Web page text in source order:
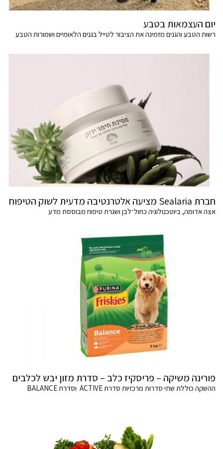
יום העצמאות בטבע
רשות הטבע והגנים מזמינה את הציבור לטייל בגנים הלאומיים ושמורות הטבע
חברת Sealaria מציעה אלטרנטיבה מדעית לשוק הטיפוח
אצה אדומה, ביוטכנולוגיה כחול־לבן ושגרת טיפוח מבוססת מדע
פורינה משיקה – פריסקיז כלב – סדרת מזון יבש לכלבים
ההשקה כוללת שתי סדרות מרכזיות סדרת ACTIVE וסדרת BALANCE